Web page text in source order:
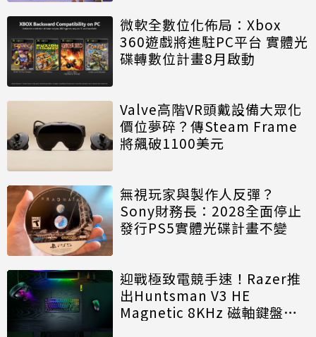
微軟全數位化佈局：Xbox
360遊戲將進駐PC平台 實體光
碟轉數位計畫8月啟動
Valve高階VR頭戴設備大眾化
價位夢碎？傳Steam Frame
將飆破1100美元
無視玩家與製作人反彈？
Sony財務長：2028全面停止
發行PS5實體光碟計畫不變
迎戰極致電競手速！Razer推
出Huntsman V3 HE
Magnetic 8KHz 磁軸鍵盤效